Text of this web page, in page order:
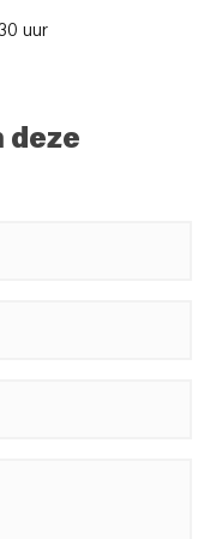
uur
deze